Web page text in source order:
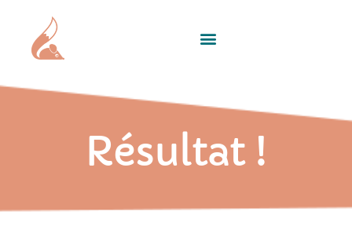
Résultat !